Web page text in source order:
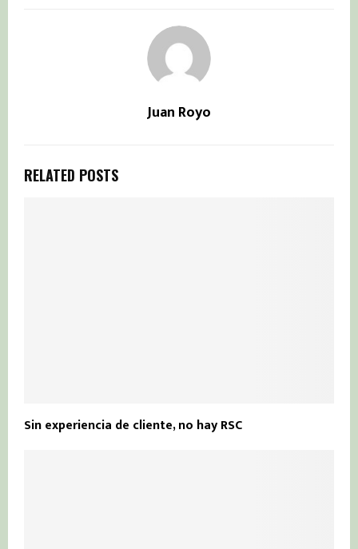
Juan Royo
RELATED POSTS
Sin experiencia de cliente, no hay RSC